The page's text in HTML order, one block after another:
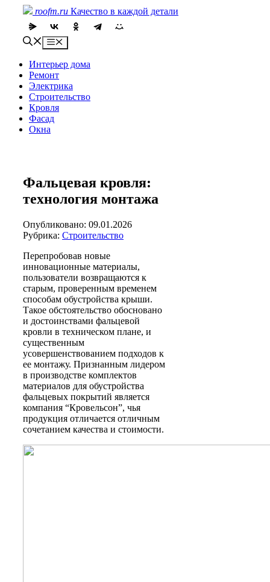
content
roofm.ru Качество в каждой детали
Menu
Интерьер дома
Ремонт
Электрика
Строительство
Кровля
Фасад
Окна
Фальцевая кровля:
технология монтажа
Опубликовано: 09.01.2026
Рубрика: Строительство
Перепробовав новые
инновационные материалы,
пользователи возвращаются к
старым, проверенным временем
способам обустройства крыши.
Такое обстоятельство обосновано
и достоинствами фальцевой
кровли в техническом плане, и
существенным
усовершенствованием подходов к
ее монтажу. Признанным лидером
в производстве комплектов
материалов для обустройства
фальцевых покрытий является
компания “Кровельсон”, чья
продукция отличается отличным
сочетанием качества и стоимости.